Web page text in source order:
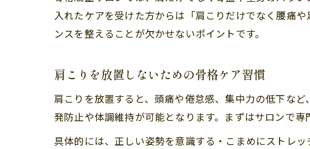
入れたケアを受けた方からは「肩こりだけでなく腰痛
ンスを整えることが欠かせないポイントです。
肩こりを放置しないための骨格ケア習慣
肩こりを放置すると、頭痛や倦怠感、集中力の低下な
発防止や体調維持が可能となります。まずはサロンで
具体的には、正しい姿勢を意識する・こまめにストレ